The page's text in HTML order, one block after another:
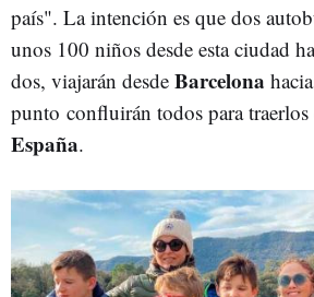
país". La intención es que dos
unos 100 niños desde esta ciudad
dos, viajarán desde Barcelona
punto confluirán todos para traerlos
España.